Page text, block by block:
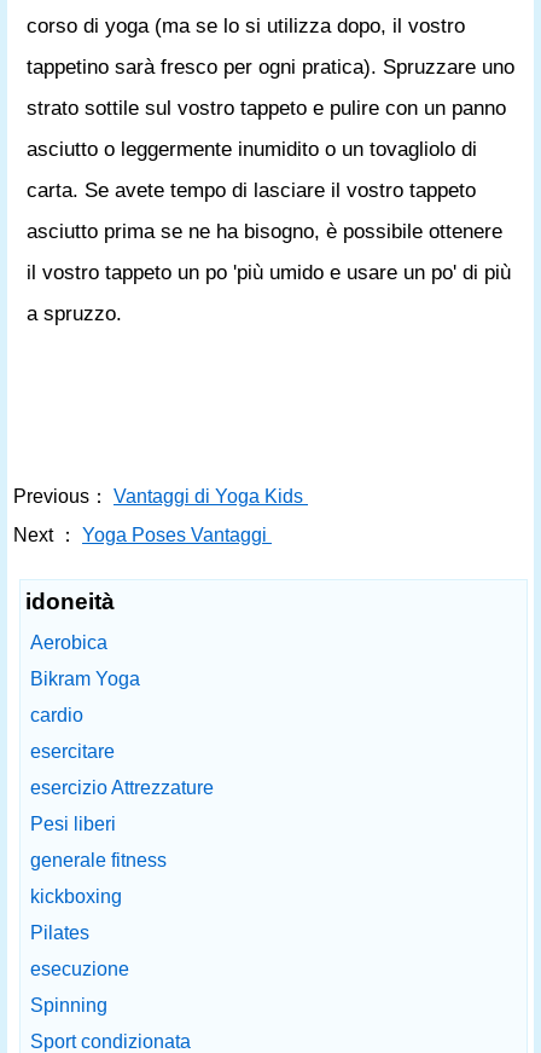
corso di yoga (ma se lo si utilizza dopo, il vostro
tappetino sarà fresco per ogni pratica). Spruzzare uno
strato sottile sul vostro tappeto e pulire con un panno
asciutto o leggermente inumidito o un tovagliolo di
carta. Se avete tempo di lasciare il vostro tappeto
asciutto prima se ne ha bisogno, è possibile ottenere
il vostro tappeto un po 'più umido e usare un po' di più
a spruzzo.
Previous：
Vantaggi di Yoga Kids
Next ：
Yoga Poses Vantaggi
idoneità
Aerobica
Bikram Yoga
cardio
esercitare
esercizio Attrezzature
Pesi liberi
generale fitness
kickboxing
Pilates
esecuzione
Spinning
Sport condizionata